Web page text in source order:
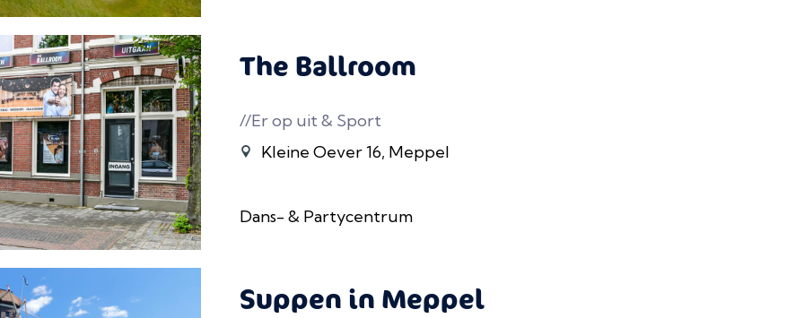
The Ballroom
//Er op uit & Sport
Kleine Oever 16, Meppel
Dans- & Partycentrum
Suppen in Meppel